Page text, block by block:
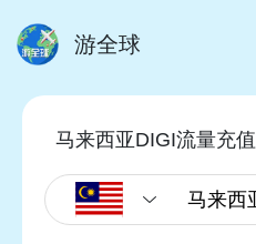
游全球
马来西亚DIGI流量充值